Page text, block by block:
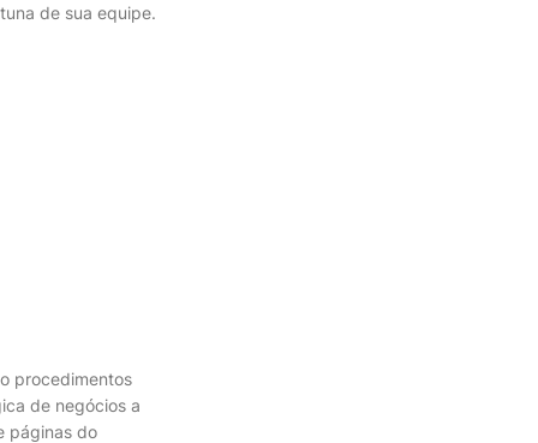
de sua equipe.
procedimentos
de negócios a
páginas do